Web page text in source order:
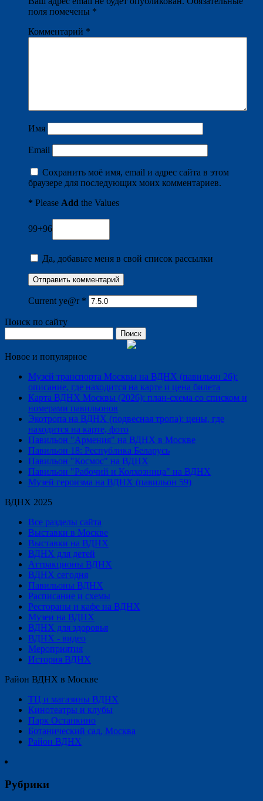
поля помечены *
Комментарий *
Имя
Email
Сохранить моё имя, email и адрес сайта в этом
браузере для последующих моих комментариев.
* Please Add the Values
99+96
Да, добавьте меня в свой список рассылки
Current ye@r *
Поиск по сайту
Новое и популярное
Музей транспорта Москвы на ВДНХ (павильон 26):
описание, где находится на карте и цена билета
Карта ВДНХ Москвы (2026): план-схема со списком и
номерами павильонов
Экотропа на ВДНХ (подвесная тропа): цены, где
находится на карте, фото
Павильон "Армения" на ВДНХ в Москве
Павильон 18: Республика Беларусь
Павильон "Космос" на ВДНХ
Павильон "Рабочий и Колхозница" на ВДНХ
Музей героизма на ВДНХ (павильон 59)
ВДНХ 2025
Все разделы сайта
Выставки в Москве
Выставки на ВДНХ
ВДНХ для детей
Аттракционы ВДНХ
ВДНХ сегодня
Павильоны ВДНХ
Расписание и схемы
Рестораны и кафе на ВДНХ
Музеи на ВДНХ
ВДНХ для здоровья
ВДНХ - видео
Мероприятия
История ВДНХ
Район ВДНХ в Москве
ТЦ и магазины ВДНХ
Кинотеатры и клубы
Парк Останкино
Ботанический сад, Москва
Район ВДНХ
Рубрики